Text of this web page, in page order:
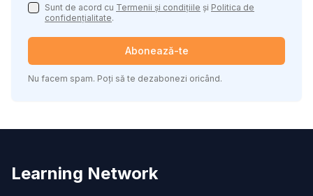
Sunt de acord cu Termenii și condițiile și Politica de
confidențialitate.
Abonează-te
Nu facem spam. Poți să te dezabonezi oricând.
Learning Network